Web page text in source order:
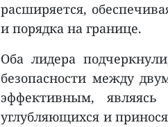
расширяется,
и порядка на границе.
Оба лидера
безопасности между
эффективным,
углубляющихся и